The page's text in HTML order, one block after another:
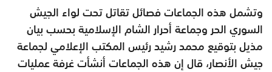
وتشمل هذه الجماعات فصائل تقاتل تحت لواء الجيش
السوري الحر وجماعة أحرار الشام الإسلامية بحسب بيان
مذيل بتوقيع محمد رشيد رئيس المكتب الإعلامي لجماعة
جيش الأنصار، قال إن هذه الجماعات أنشأت غرفة عمليات